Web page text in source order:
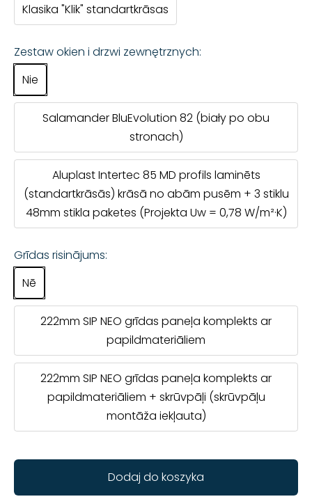
Klasika "Klik" standartkrāsas
Zestaw okien i drzwi zewnętrznych:
Nie
Salamander BluEvolution 82 (biały po obu
stronach)
Aluplast Intertec 85 MD profils laminēts
(standartkrāsās) krāsā no abām pusēm + 3 stiklu
48mm stikla paketes (Projekta Uw = 0,78 W/m²·K)
Grīdas risinājums:
Nē
222mm SIP NEO grīdas paneļa komplekts ar
papildmateriāliem
222mm SIP NEO grīdas paneļa komplekts ar
papildmateriāliem + skrūvpāļi (skrūvpāļu
montāža iekļauta)
Dodaj do koszyka